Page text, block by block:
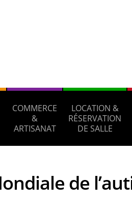
COMMERCE
&
ARTISANAT
LOCATION &
RÉSERVATION
DE SALLE
de